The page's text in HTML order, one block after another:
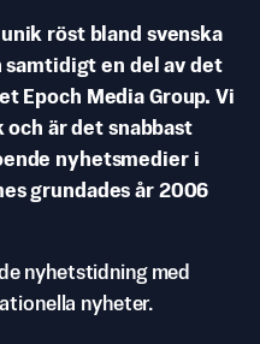
röst bland svenska
samtidigt en del av det
Epoch Media Group. Vi
och är det snabbast
nyhetsmedier i
grundades år 2006
nyhetstidning med
nyheter.